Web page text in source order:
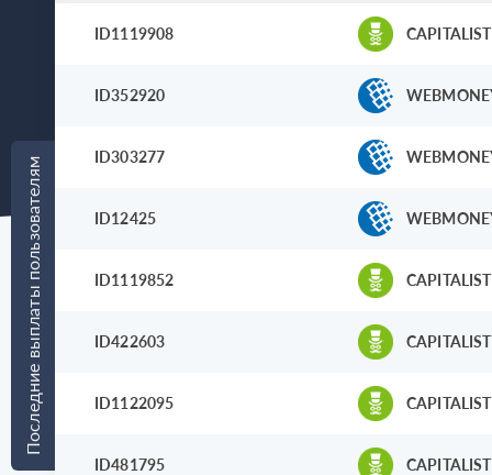
Последние выплаты пользователям
ID1119908 CAPITALIST
ID352920
ID303277
ID12425
ID1119852 CAPITALIST
ID422603 CAPITALIST
ID1122095 CAPITALIST
ID481795 CAPITALIST